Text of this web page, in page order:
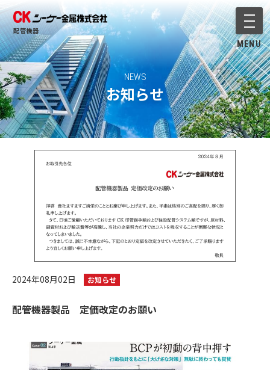
配管機器 メニ
MENU
NEWS
お知らせ
2024年08月02日 お知らせ
配管機器製品 定価改定のお願い